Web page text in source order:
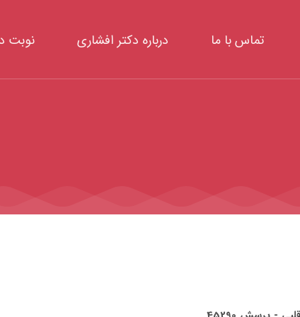
تماس با ما درباره دکتر افشاری نوبت